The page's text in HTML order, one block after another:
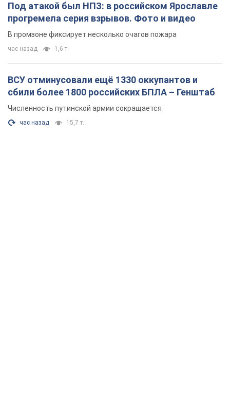
Под атакой был НПЗ: в российском Ярославле
прогремела серия взрывов. Фото и видео
В промзоне фиксирует несколько очагов пожара
час назад 1,6 т.
ВСУ отминусовали ещё 1330 оккупантов и
сбили более 1800 российских БПЛА – Генштаб
Численность путинской армии сокращается
час назад 15,7 т.